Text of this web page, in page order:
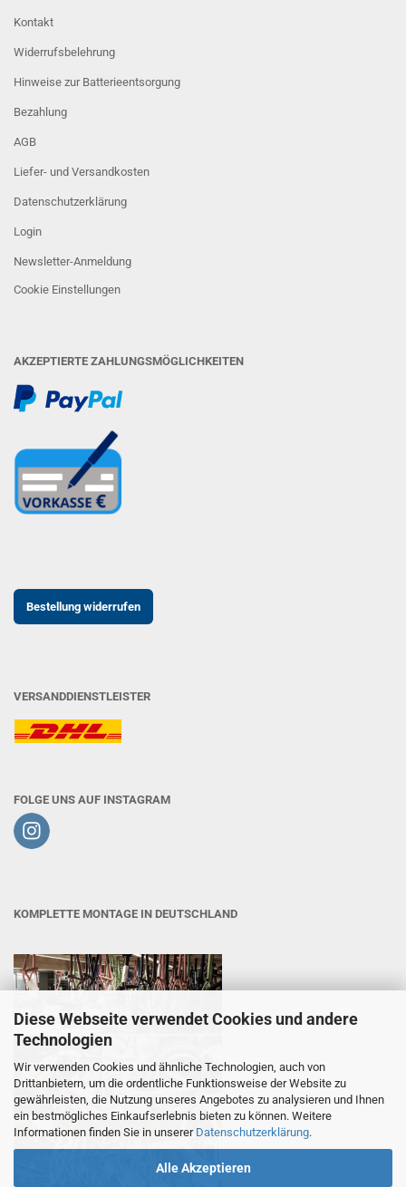
Diese Webseite verwendet Cookies und andere
Technologien
Wir verwenden Cookies und ähnliche Technologien, auch von
Drittanbietern, um die ordentliche Funktionsweise der Website zu
gewährleisten, die Nutzung unseres Angebotes zu analysieren und Ihnen
ein bestmögliches Einkaufserlebnis bieten zu können. Weitere
Informationen finden Sie in unserer Datenschutzerklärung.
Alle Akzeptieren
Kontakt
Widerrufsbelehrung
Hinweise zur Batterieentsorgung
Bezahlung
AGB
Liefer- und Versandkosten
Datenschutzerklärung
Login
Newsletter-Anmeldung
Cookie Einstellungen
AKZEPTIERTE ZAHLUNGSMÖGLICHKEITEN
Bestellung widerrufen
VERSANDDIENSTLEISTER
FOLGE UNS AUF INSTAGRAM
KOMPLETTE MONTAGE IN DEUTSCHLAND